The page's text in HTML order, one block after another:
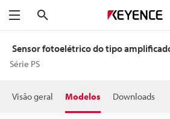
Menu
Sensor fotoelétrico do tipo
Série PS
Visão geral Modelos Downloads